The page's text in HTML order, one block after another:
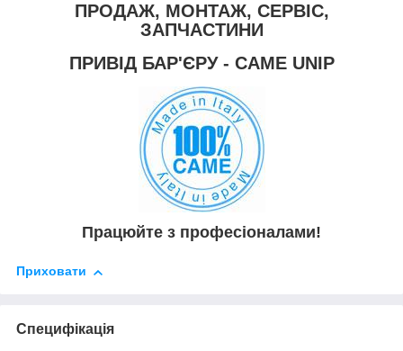
ПРОДАЖ, МОНТАЖ, СЕРВІС,
ЗАПЧАСТИНИ
ПРИВІД БАР'ЄРУ - CAME UNIP
Працюйте з професіоналами!
Приховати
Специфікація